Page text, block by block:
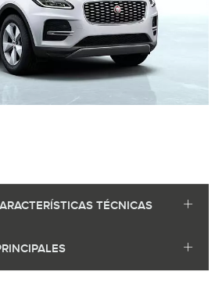
TÉCNICAS